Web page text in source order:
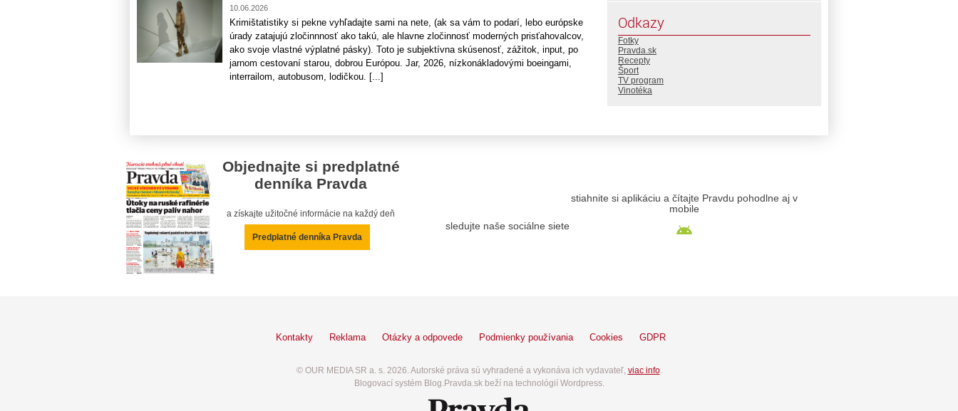
10.06.2026
Krimištatistiky si pekne vyhľadajte sami na nete, (ak sa vám to podarí, lebo európske
úrady zatajujú zločinnnosť ako takú, ale hlavne zločinnosť moderných prisťahovalcov,
ako svoje vlastné výplatné pásky). Toto je subjektívna skúsenosť, zážitok, input, po
jarnom cestovaní starou, dobrou Európou. Jar, 2026, nízkonákladovými boeingami,
interrailom, autobusom, lodičkou. [...]
Odkazy
Fotky
Pravda.sk
Recepty
Šport
TV program
Vinotéka
Objednajte si predplatné
denníka Pravda
a získajte užitočné informácie na každý deň
Predplatné denníka Pravda
sledujte naše sociálne siete
stiahnite si aplikáciu a čítajte Pravdu pohodlne aj v
mobile
Kontakty Reklama Otázky a odpovede Podmienky používania Cookies GDPR
© OUR MEDIA SR a. s. 2026. Autorské práva sú vyhradené a vykonáva ich vydavateľ, viac info.
Blogovací systém Blog.Pravda.sk beží na technológií Wordpress.